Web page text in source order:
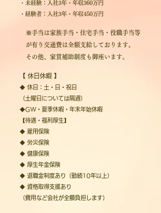
・未経験：入社3年・年収360万円
・経験者：入社3年・年収450万円
※手当は家族手当・ 住宅手当・ 役職手当等
が有り交通費は全額支給しております。
その他、家賃補助制度も御座います。
【 休日休暇 】
◆ 休日：土・日・祝日
（土曜日については隔週）
◆GW・夏季休暇・年末年始休暇
【待遇・福利厚生】
◆ 雇用保険
◆ 労災保険
◆ 健康保険
◆ 厚生年金保険
◆ 退職金制度あり（勤続10年以上）
◆ 資格取得支援あり
（費用など会社が全額負担します）